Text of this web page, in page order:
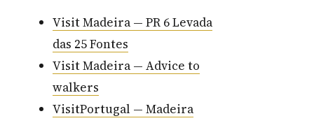
Visit Madeira — PR 6 Levada
das 25 Fontes
Visit Madeira — Advice to
walkers
VisitPortugal — Madeira